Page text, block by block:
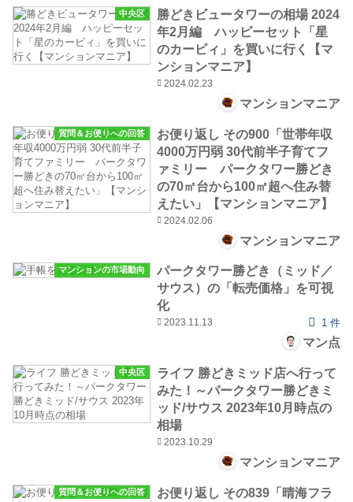
中央区
勝どきビュータワーの相場 2024
年2月編 ハッピーセット「星
のカービィ」を買いに行く【マ
ンションマニア】
2024.02.23
マンションマニア
質問＆お便りへの回答
お便り返し その900「世帯年収
4000万円弱 30代前半子育てフ
ァミリー パークタワー勝どき
の70㎡台から100㎡超へ住み替
えたい」【マンションマニア】
2024.02.06
マンションマニア
マンションの市場動向
パークタワー勝どき（ミッド／
サウス）の「転売価格」を可視
化
2023.11.13 1 件
マン点
中央区
ライフ 勝どきミッド店へ行って
みた！～パークタワー勝どきミ
ッド/サウス 2023年10月時点の
相場
2023.10.29
マンションマニア
質問＆お便りへの回答
お便り返し その839「晴海フラ